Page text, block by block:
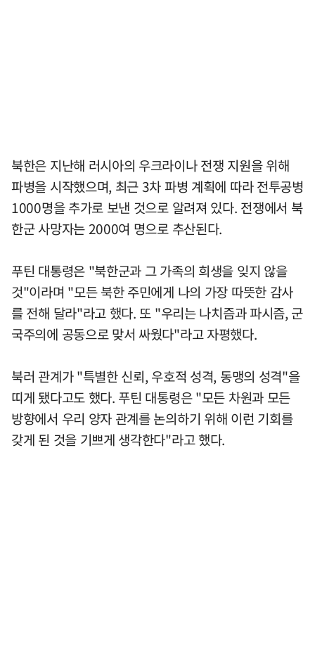
북한은 지난해 러시아의 우크라이나 전쟁 지원을 위해
파병을 시작했으며, 최근 3차 파병 계획에 따라 전투공병
1000명을 추가로 보낸 것으로 알려져 있다. 전쟁에서 북
한군 사망자는 2000여 명으로 추산된다.
푸틴 대통령은 "북한군과 그 가족의 희생을 잊지 않을
것"이라며 "모든 북한 주민에게 나의 가장 따뜻한 감사
를 전해 달라"라고 했다. 또 "우리는 나치즘과 파시즘, 군
국주의에 공동으로 맞서 싸웠다"라고 자평했다.
북러 관계가 "특별한 신뢰, 우호적 성격, 동맹의 성격"을
띠게 됐다고도 했다. 푸틴 대통령은 "모든 차원과 모든
방향에서 우리 양자 관계를 논의하기 위해 이런 기회를
갖게 된 것을 기쁘게 생각한다"라고 했다.